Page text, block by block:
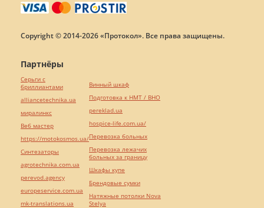
Copyright © 2014-2026 «Протокол». Все права защищены.
Партнёры
Серьги с
бриллиантами
alliancetechnika.ua
миралинкс
Веб мастер
https://motokosmos.ua/
Синтезаторы
agrotechnika.com.ua
perevod.agency
europeservice.com.ua
mk-translations.ua
Винный шкаф
Подготовка к НМТ / ВНО
pereklad.ua
hospice-life.com.ua/
Перевозка больных
Перевозка лежачих
больных за границу
Шкафы купе
Брендовые сумки
Натяжные потолки Nova
Stelya